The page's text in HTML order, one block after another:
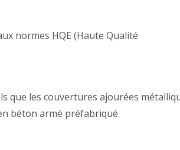
normes HQE (Haute Qualité
que les couvertures ajourées
béton armé préfabriqué.